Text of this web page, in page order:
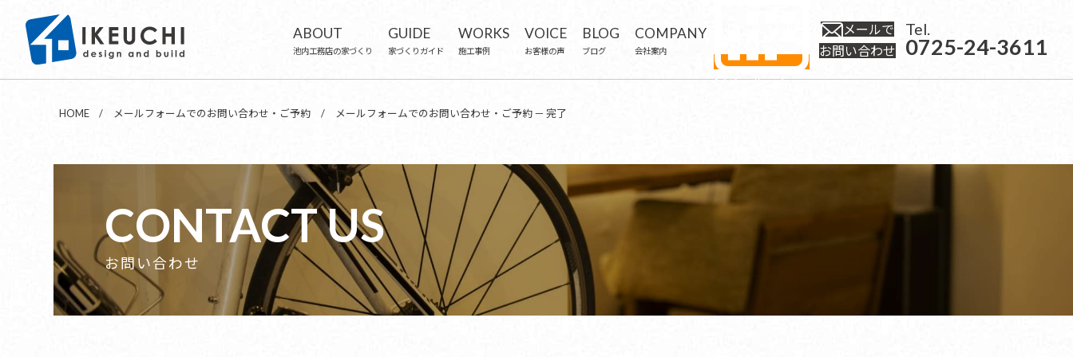
ABOUT
池内工務店の家づくり
GUIDE
家づくりガイド
WORKS
施工事例
VOICE
お客様の声
BLOG
ブログ
COMPANY
会社案内
ショールーム
メールで
お問い合わせ
Tel.
0725-24-3611
HOME メールフォームでのお問い合わせ・ご予約 メールフォームでのお問い合わせ・ご予約 － 完了
CONTACT US
お問い合わせ